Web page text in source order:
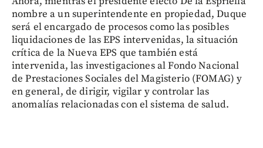
nombre a un superintendente en propiedad, Duque
será el encargado de procesos como las posibles
liquidaciones de las EPS intervenidas, la situación
crítica de la Nueva EPS que también está
intervenida, las investigaciones al Fondo Nacional
de Prestaciones Sociales del Magisterio (FOMAG) y
en general, de dirigir, vigilar y controlar las
anomalías relacionadas con el sistema de salud.